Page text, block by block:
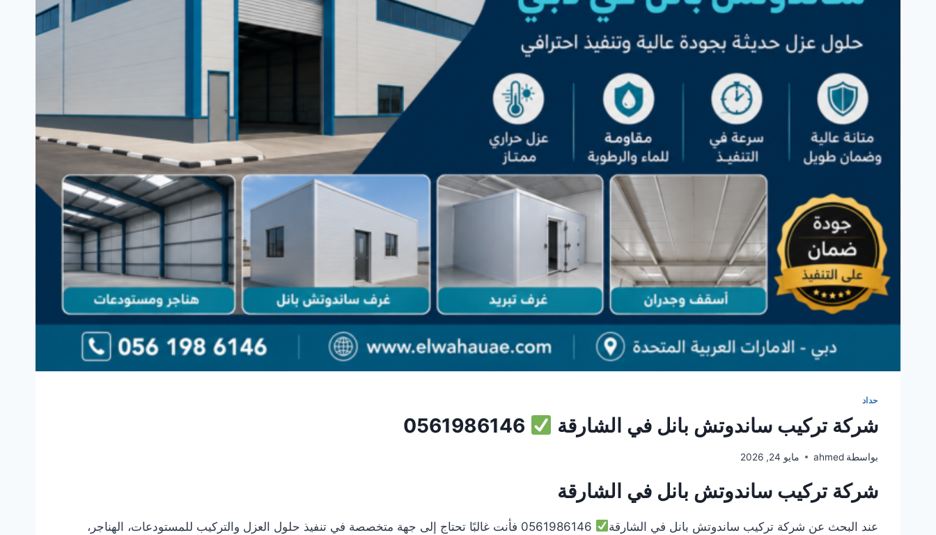
حداد
شركة تركيب ساندوتش بانل في الشارقة
بواسطة ahmed مايو 24, 2026
شركة تركيب ساندوتش بانل في الشارقة
عند البحث عن شركة تركيب ساندوتش بانل في الشارقة
0561986146 فأنت غالبًا تحتاج إلى جهة متخصصة في تنفيذ حلول العزل والتركيب للمستودعات، الهناجر،